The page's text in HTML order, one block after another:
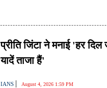
प्रीति जिंटा ने मनाई 'हर
यादें ताजा हैं'
IANS | August 4, 2026 1:59 PM